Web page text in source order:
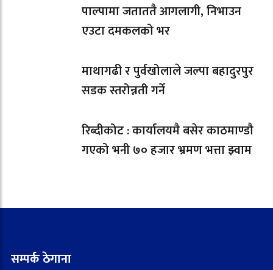
पाल्पामा जताततै आगलागी, निभाउन
एउटा दमकलको भर
माथागढी र पुर्वखोलाले जल्पा बहादुरपुर
सडक स्तरोन्नती गर्ने
रिब्दीकोट : कार्यालयमै बसेर काठमाण्डौ
गएको भनी ७० हजार भ्रमण भत्ता झ्वाम
सम्पर्क ठेगाना